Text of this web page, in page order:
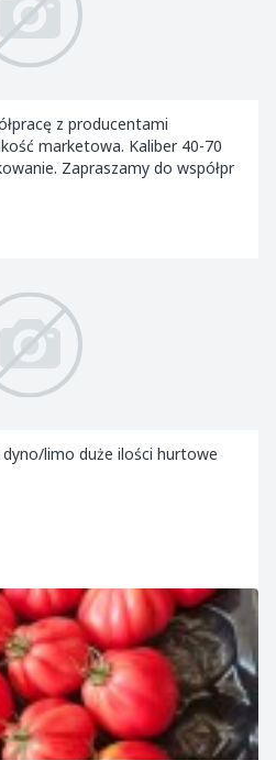
z producentami
marketowa. Kaliber 40-70
Zapraszamy do współpr
limo duże ilości hurtowe